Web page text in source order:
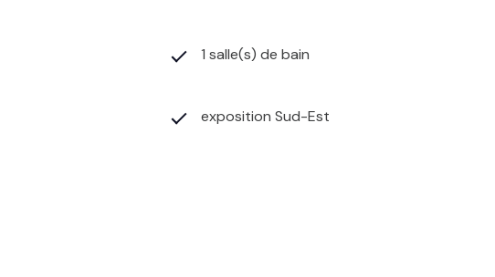
1 salle(s) de bain
exposition Sud-Est